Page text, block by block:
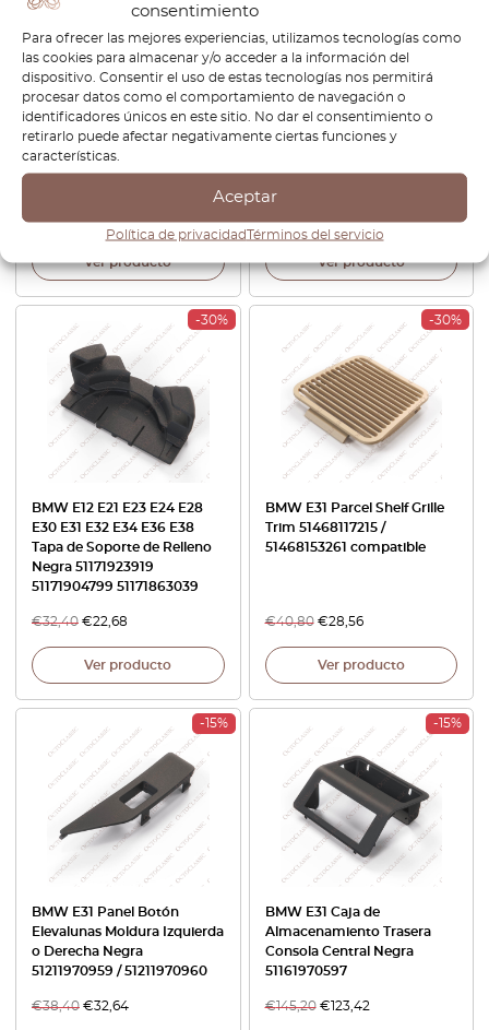
consentimiento
Para ofrecer las mejores experiencias, utilizamos tecnologías como
las cookies para almacenar y/o acceder a la información del
dispositivo. Consentir el uso de estas tecnologías nos permitirá
procesar datos como el comportamiento de navegación o
identificadores únicos en este sitio. No dar el consentimiento o
retirarlo puede afectar negativamente ciertas funciones y
características.
Aceptar
Política de privacidadTérminos del servicio
BMW E31 840Ci 840i 850Ci
850CSi Bisel Derecho
Consola Central Cubierta
Ver producto
BMW E31 840Ci 840i 850Ci
850CSi Cubierta Izquierda En
Ver producto
-30%
BMW E12 E21 E23 E24 E28
E30 E31 E32 E34 E36 E38
Tapa de Soporte de Relleno
Negra 51171923919
51171904799 51171863039
€32,40 €22,68
Ver producto
-30%
BMW E31 Parcel Shelf Grille
Trim 51468117215 /
51468153261 compatible
€40,80 €28,56
Ver producto
-15%
BMW E31 Panel Botón
Elevalunas Moldura Izquierda
o Derecha Negra
51211970959 / 51211970960
€38,40 €32,64
-15%
BMW E31 Caja de
Almacenamiento Trasera
Consola Central Negra
51161970597
€145,20 €123,42